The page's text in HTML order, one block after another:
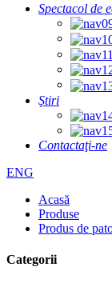
Spectacol de
Ştiri
Contactaţi-ne
ENG
Acasă
Produse
Produs de
Categorii